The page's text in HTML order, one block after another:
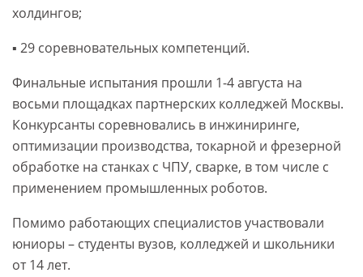
холдингов;
▪️ 29 соревновательных компетенций.
Финальные испытания прошли 1-4 августа на
восьми площадках партнерских колледжей Москвы.
Конкурсанты соревновались в инжиниринге,
оптимизации производства, токарной и фрезерной
обработке на станках с ЧПУ, сварке, в том числе с
применением промышленных роботов.
Помимо работающих специалистов участвовали
юниоры – студенты вузов, колледжей и школьники
от 14 лет.